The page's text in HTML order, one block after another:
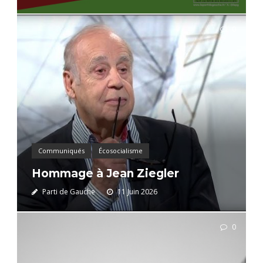
Communiqués Écosocialisme
Hommage à Jean Ziegler
Parti de Gauche 11 Juin 2026
0